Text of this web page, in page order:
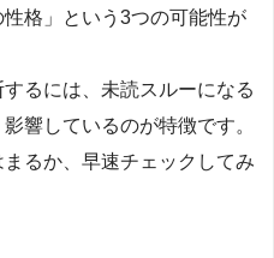
格」という3つの可能性が
るには、未読スルーになる
響しているのが特徴です。
るか、早速チェックしてみ